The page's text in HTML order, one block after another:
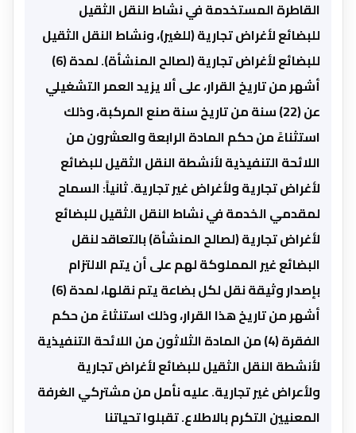
القاطرة المستخدمة في نشاط النقل الثقيل
للبضائع لأغراض تجارية (للغير)، ونشاط النقل الثقيل
للبضائع لأغراض تجارية (لصالح المنشأة). لمدة (6)
أشهر من تاريخ القرار، على ألا يزيد العمر التشغيلي
عن (22) سنة من تاريخ سنة صنع المركبة، وذلك
استثناءً من حكم المادة الرابعة والعشرون من
اللائحة التنفيذية لأنشطة النقل الثقيل للبضائع
لأغراض تجارية ولأغراض غير تجارية. ثانياً: السماح
لمقدمي الخدمة في نشاط النقل الثقيل للبضائع
لأغراض تجارية (لصالح المنشأة) بالتعاقد لنقل
البضائع غير المملوكة لهم على أن يتم الالتزام
بإصدار وثيقة نقل لكل بضاعة يتم نقلها، لمدة (6)
أشهر من تاريخ هذا القرار، وذلك استنثاءً من حكم
الفقرة (4) من المادة الثلاثون من اللائحة التنفيذية
لأنشطة النقل الثقيل للبضائع لأغراض تجارية
ولأعراض غير تجارية. عليه نأمل من مشتركي الغرفة
المعنيين التكرم بالاطلاع. تقبلوا تحياتنا